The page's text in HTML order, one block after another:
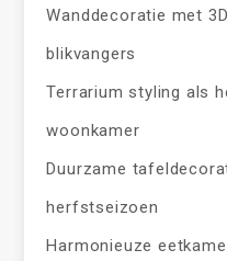
Wanddecoratie met
blikvangers
Terrarium styling als
woonkamer
Duurzame
herfstseizoen
Harmonieuze